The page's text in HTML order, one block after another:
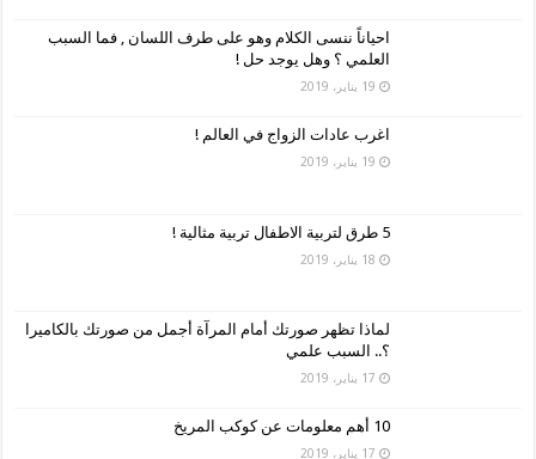
احياناً ننسى الكلام وهو على طرف اللسان , فما السبب
العلمي ؟ وهل يوجد حل !
19 يناير، 2019
اغرب عادات الزواج في العالم !
19 يناير، 2019
5 طرق لتربية الاطفال تربية مثالية !
18 يناير، 2019
لماذا تظهر صورتك أمام المرآة أجمل من صورتك بالكاميرا
؟.. السبب علمي
17 يناير، 2019
10 أهم معلومات عن كوكب المريخ
17 يناير، 2019